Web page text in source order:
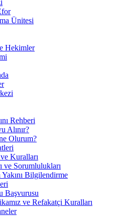
Ünitesi
Hekimler
Rehberi
Alınır?
Olurum?
Kuralları
ve Sorumlulukları
Yakını Bilgilendirme
Başvurusu
ve Refakatçi Kuralları